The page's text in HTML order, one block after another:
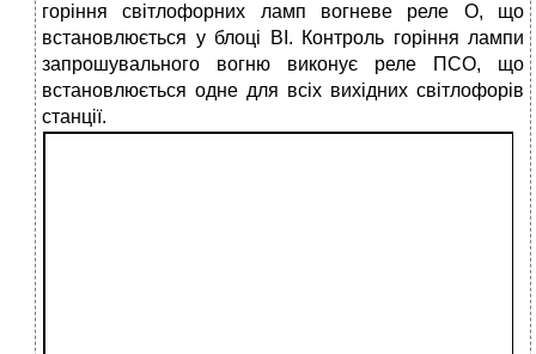
горіння світлофорних ламп вогневе реле О, що
встановлюється у блоці ВІ. Контроль горіння лампи
запрошувального вогню виконує реле ПСО, що
встановлюється одне для всіх вихідних світлофорів
станції.